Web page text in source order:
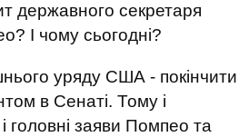
державного секретаря
І чому сьогодні?
уряду США - покінчити
в Сенаті. Тому і
головні заяви Помпео та